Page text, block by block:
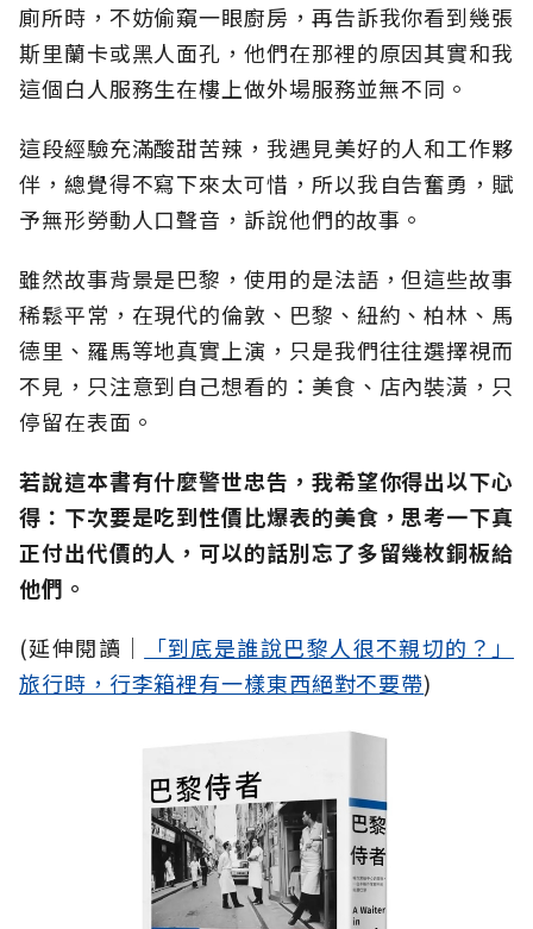
廁所時，不妨偷窺一眼廚房，再告訴我你看到幾張
斯里蘭卡或黑人面孔，他們在那裡的原因其實和我
這個白人服務生在樓上做外場服務並無不同。
這段經驗充滿酸甜苦辣，我遇見美好的人和工作夥
伴，總覺得不寫下來太可惜，所以我自告奮勇，賦
予無形勞動人口聲音，訴說他們的故事。
雖然故事背景是巴黎，使用的是法語，但這些故事
稀鬆平常，在現代的倫敦、巴黎、紐約、柏林、馬
德里、羅馬等地真實上演，只是我們往往選擇視而
不見，只注意到自己想看的：美食、店內裝潢，只
停留在表面。
若說這本書有什麼警世忠告，我希望你得出以下心
得：下次要是吃到性價比爆表的美食，思考一下真
正付出代價的人，可以的話別忘了多留幾枚銅板給
他們。
(延伸閱讀│
「到底是誰說巴黎人很不親切的？」
旅行時，行李箱裡有一樣東西絕對不要帶)